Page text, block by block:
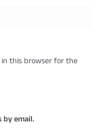
in this browser for the
email.